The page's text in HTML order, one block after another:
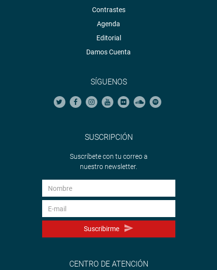
Contrastes
Agenda
Editorial
Damos Cuenta
SÍGUENOS
SUSCRIPCIÓN
Suscríbete con tu correo a
nuestro newsletter.
Suscribirme
CENTRO DE ATENCIÓN